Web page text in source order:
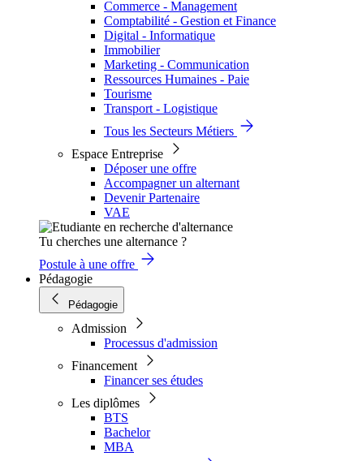
Commerce - Management
Comptabilité - Gestion et Finance
Digital - Informatique
Immobilier
Marketing - Communication
Ressources Humaines - Paie
Tourisme
Transport - Logistique
Tous les Secteurs Métiers
Espace Entreprise
Déposer une offre
Accompagner un alternant
Devenir Partenaire
VAE
Tu cherches une alternance ?
Postule à une offre
Pédagogie
Pédagogie
Admission
Processus d'admission
Financement
Financer ses études
Les diplômes
BTS
Bachelor
MBA